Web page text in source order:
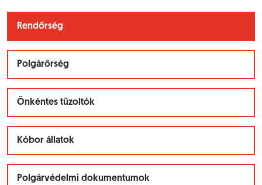
Rendőrség
Polgárőrség
Önkéntes tűzoltók
Kóbor állatok
Polgárvédelmi dokumentumok